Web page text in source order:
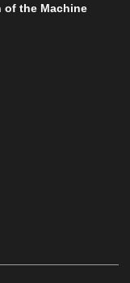
of the Machine